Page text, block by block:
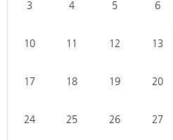
3 4 5 6
10 11 12 13
17 18 19 20
24 25 26 27